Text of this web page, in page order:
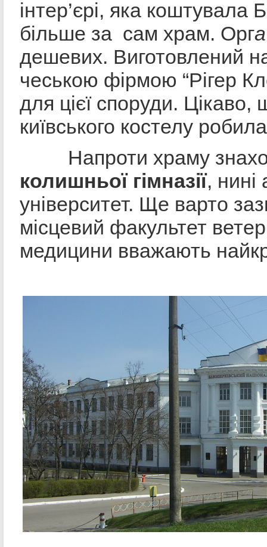
інтер’єрі, яка коштувала
більше за сам храм. Орга
дешевих. Виготовлений
чеською фірмою “Рігер
для цієї споруди. Цікаво,
київського костелу
Напроти храму
колишньої гімназії, нині
університет. Ще варто
місцевий факультет
медицини вважають